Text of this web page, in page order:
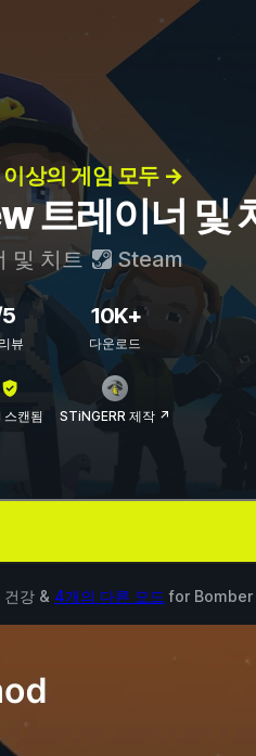
상의 게임 모두 →
트레이너 및
및 치트 Steam
뷰
10K+
다운로드
캔됨 STiNGERR 제작 ↗
건강 & 4개의 다른 모드 for